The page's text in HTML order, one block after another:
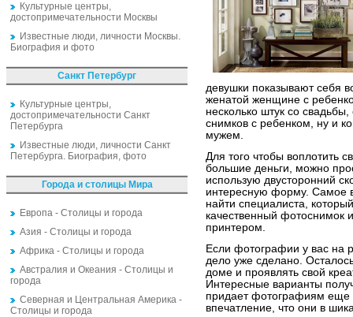
Культурные центры,
достопримечательности Москвы
Известные люди, личности Москвы.
Биография и фото
Санкт Петербург
Культурные центры,
достопримечательности Санкт
Петербурга
Известные люди, личности Санкт
Петербурга. Биография, фото
Города и столицы Мира
Европа - Столицы и города
Азия - Столицы и города
Африка - Столицы и города
Австралия и Океания - Столицы и
города
Северная и Центральная Америка -
Столицы и города
девушки показывают себя
женатой женщине с
несколько штук со
снимков с ребенком, ну и
мужем.
Для того чтобы воплотить
большие деньги, можно
использую двусторонний
интересную форму. Самое
найти специалиста,
качественный фотоснимок
принтером.
Если фотографии у вас на
дело уже сделано.
доме и проявлять свой
Интересные варианты
придает фотографиям еще
впечатление, что они в